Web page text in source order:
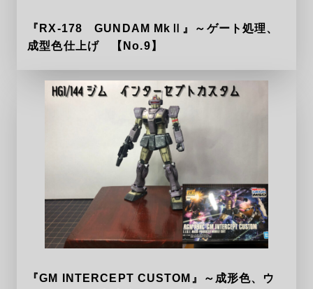
『RX-178 GUNDAM MkⅡ』～ゲート処理、
成型色仕上げ 【No.9】
『GM INTERCEPT CUSTOM』～成形色、ウ